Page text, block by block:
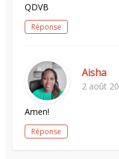
QDVB
Réponse
Aisha
2 août
Amen!
Réponse